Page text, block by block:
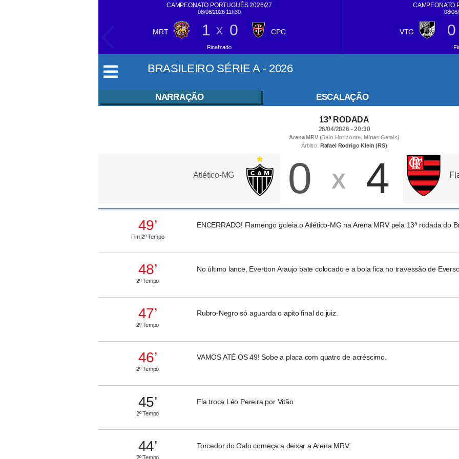
CAMPEONATO PORTUGUÊS 2026/27
08/08/2026 11h30
MRT 1 x 0 CPC
Finalizado
CAMPEONATO
08/
VTG 0
BRASILEIRO SÉRIE A - 2026
NARRAÇÃO ESCALAÇÃO
13ª RODADA
26/04/2026 - 20:30
Arena MRV (Belo Horizonte, Minas Gerais)
Árbitro: Rafael Rodrigo Klein (RS)
Atlético-MG 0 X 4
49’
Fim 2º Tempo
ENCERRADO! Flamengo goleia o Atlético-MG na Arena MRV pela 13ª rodada do
48’
2º Tempo
No último lance, Evertton Araujo bate colocado e a bola fica no travessão de
47’
2º Tempo
Rubro-Negro só aguarda o apito final do juiz.
46’
2º Tempo
VAMOS ATÉ OS 49! Sobe a placa com quatro de acréscimo.
45’
2º Tempo
Fla troca Léo Pereira por Vitão.
44’
2º Tempo
Torcedor do Galo começa a deixar a Arena MRV.